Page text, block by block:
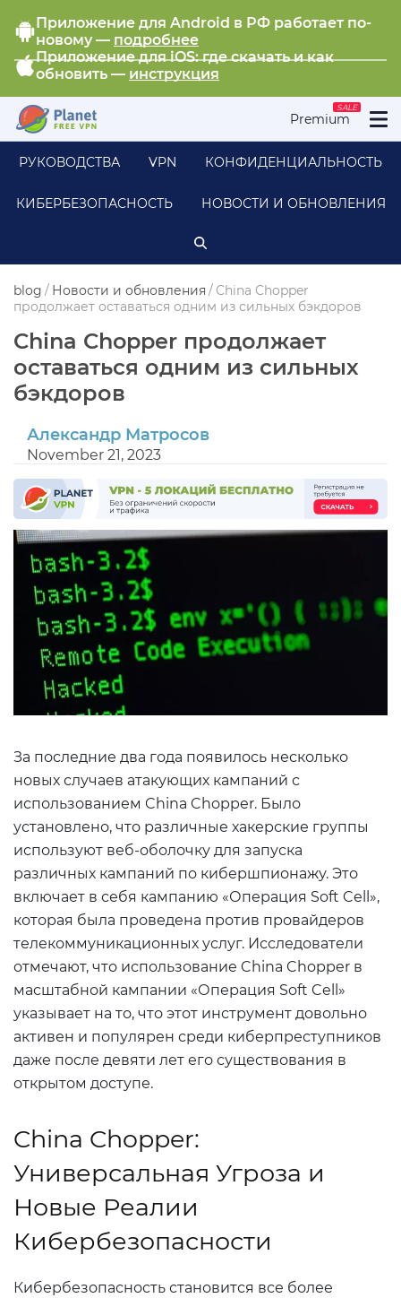
Приложение для Android в РФ работает по-
новому — подробнее
Приложение для iOS: где скачать и как
обновить — инструкция
Premium
SALE
РУКОВОДСТВА VPN КОНФИДЕНЦИАЛЬНОСТЬ
КИБЕРБЕЗОПАСНОСТЬ НОВОСТИ И ОБНОВЛЕНИЯ
blog / Новости и обновления /China Chopper
продолжает оставаться одним из сильных бэкдоров
China Chopper продолжает
оставаться одним из сильных
бэкдоров
Александр Матросов
November 21, 2023
За последние два года появилось несколько
новых случаев атакующих кампаний с
использованием China Chopper. Было
установлено, что различные хакерские группы
используют веб-оболочку для запуска
различных кампаний по кибершпионажу. Это
включает в себя кампанию «Операция Soft Cell»,
которая была проведена против провайдеров
телекоммуникационных услуг. Исследователи
отмечают, что использование China Chopper в
масштабной кампании «Операция Soft Cell»
указывает на то, что этот инструмент довольно
активен и популярен среди киберпреступников
даже после девяти лет его существования в
открытом доступе.
China Chopper:
Универсальная Угроза и
Новые Реалии
Кибербезопасности
Кибербезопасность становится все более